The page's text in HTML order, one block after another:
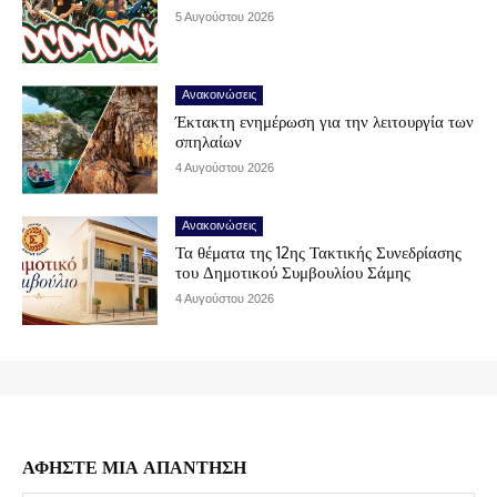
5 Αυγούστου 2026
Ανακοινώσεις
Έκτακτη ενημέρωση για την λειτουργία των
σπηλαίων
4 Αυγούστου 2026
Ανακοινώσεις
Τα θέματα της 12ης Τακτικής Συνεδρίασης
του Δημοτικού Συμβουλίου Σάμης
4 Αυγούστου 2026
ΑΦΗΣΤΕ ΜΙΑ ΑΠΑΝΤΗΣΗ